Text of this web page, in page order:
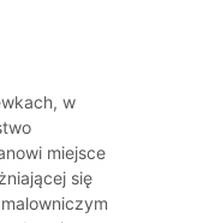
w
miejsce
się